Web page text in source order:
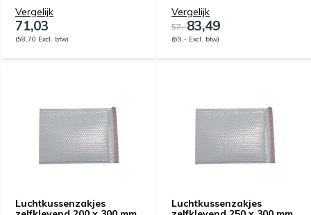
Vergelijk
71,03
(58,70 Excl. btw)
Vergelijk
57,-83,49
(69,- Excl. btw)
Luchtkussenzakjes
Luchtkussenzakjes